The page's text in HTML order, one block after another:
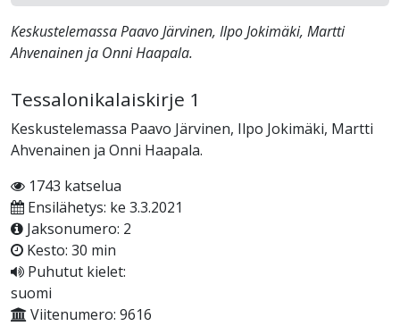
Keskustelemassa Paavo Järvinen, Ilpo Jokimäki, Martti
Ahvenainen ja Onni Haapala.
Tessalonikalaiskirje 1
Keskustelemassa Paavo Järvinen, Ilpo Jokimäki, Martti
Ahvenainen ja Onni Haapala.
1743 katselua
Ensilähetys: ke 3.3.2021
Jaksonumero: 2
Kesto: 30 min
Puhutut kielet:
suomi
Viitenumero: 9616